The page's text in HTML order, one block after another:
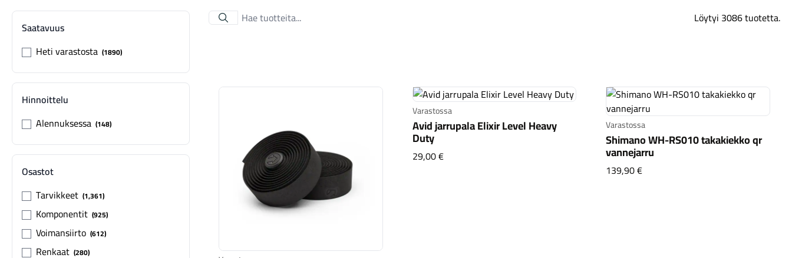
Saatavuus
Heti varastosta 1890
Hinnoittelu
Alennuksessa 148
Osastot
Tarvikkeet 1,361
Komponentit 925
Voimansiirto 612
Renkaat 280
Löytyi 3086 tuotetta.
Varastossa
Avid jarrupala Elixir Level Heavy
Duty
29,00 €Avid jarrupala Elixir Level Heavy Duty
Varastossa
Shimano WH-RS010 takakiekko qr
vannejarru
139,90 €Shimano WH-RS010 takakiekko qr